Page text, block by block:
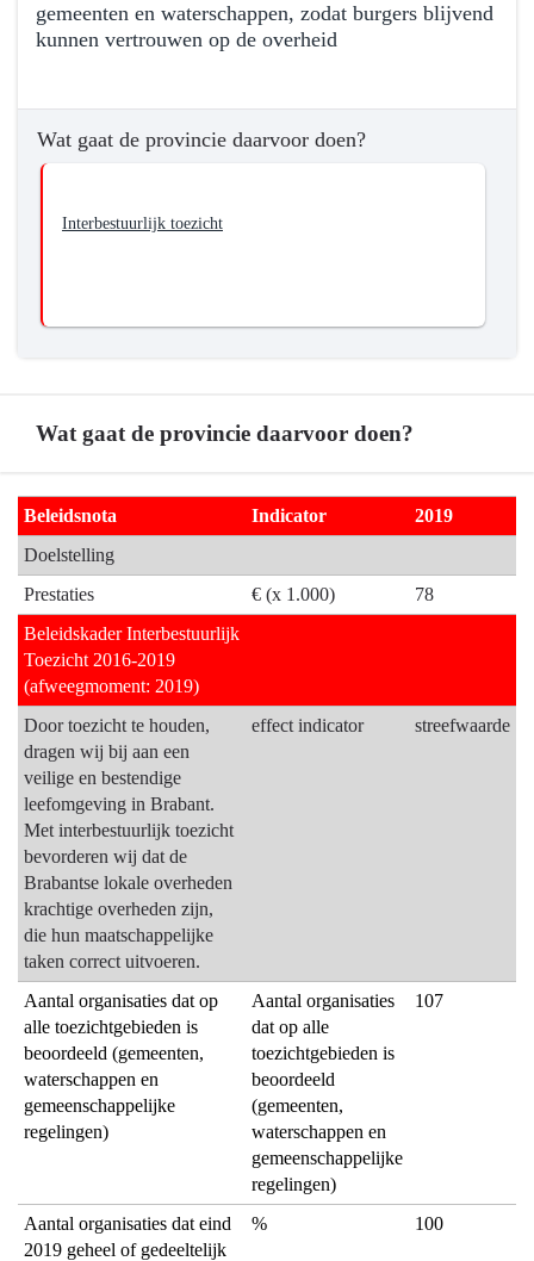
navigatie
Interbestuurlijk
toezicht
gemeenten en waterschappen, zodat burgers blijvend
kunnen vertrouwen op de overheid
naar
navigatie
Interbestuurlijk
bereiken?
versterken
van
functioneren
van
Brabantse
gemeenten
en
waterschappen,
zodat
burgers
blijvend
kunnen
vertrouwen
op
de
overheid
Wat gaat de provincie daarvoor doen?
Interbestuurlijk toezicht
Wat gaat de provincie daarvoor doen?
Terug
naar
navigatie
01.03
Interbestuurlijk
toezicht
Wat
provincie
daarvoor
doen?
Beleidsnota Indicator
2019
Doelstelling
Prestaties
€ (x 1.000)
78
Beleidskader Interbestuurlijk
Toezicht 2016-2019
(afweegmoment: 2019)
Door toezicht te houden,
dragen wij bij aan een
veilige en bestendige
leefomgeving in Brabant.
Met interbestuurlijk toezicht
bevorderen wij dat de
Brabantse lokale overheden
krachtige overheden zijn,
die hun maatschappelijke
taken correct uitvoeren.
effect indicator streefwaarde
Aantal organisaties dat op
alle toezichtgebieden is
beoordeeld (gemeenten,
waterschappen en
gemeenschappelijke
regelingen)
Aantal organisaties
dat op alle
toezichtgebieden is
beoordeeld
(gemeenten,
waterschappen en
gemeenschappelijke
regelingen)
107
Aantal organisaties dat eind
2019 geheel of gedeeltelijk
% 100